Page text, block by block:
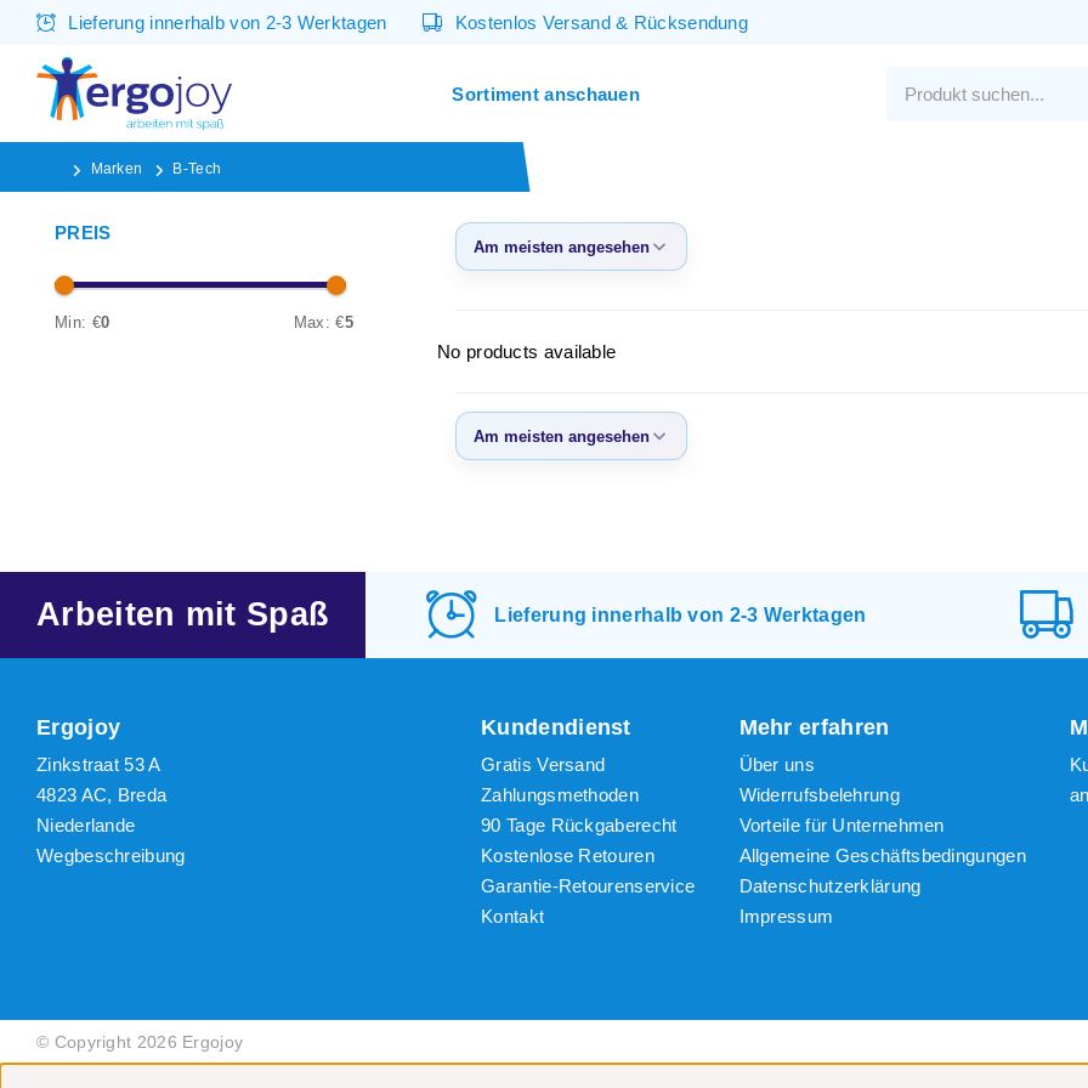
Lieferung innerhalb von 2-3 Werktagen Kostenlos Versand& Rücksendung
Sortiment anschauen
Marken B-Tech
PREIS
Min: €0 Max: €5
Am meisten angesehen
Neueste Produkte
Höchster Preis
No products available
Am meisten angesehen
Höchster Preis
Arbeiten mit Spaß Lieferung innerhalb von 2-3 Werktagen
Ergojoy
Zinkstraat 53 A
4823 AC, Breda
Niederlande
Wegbeschreibung
Kundendienst
Gratis Versand
Zahlungsmethoden
90 Tage Rückgaberecht
Kostenlose Retouren
Garantie-Retourenservice
Kontakt
Mehr erfahren
Über uns
Widerrufsbelehrung
Vorteile für Unternehmen
Allgemeine Geschäftsbedingungen
Datenschutzerklärung
Impressum
© Copyright 2026 Ergojoy